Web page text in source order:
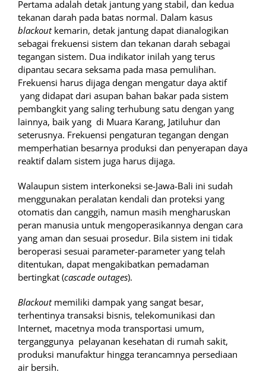
Pertama adalah detak jantung yang stabil, dan kedua
tekanan darah pada batas normal. Dalam kasus
blackoutkemarin, detak jantung dapat dianalogikan
sebagai frekuensi sistem dan tekanan darah sebagai
tegangan sistem. Dua indikator inilah yang terus
dipantau secara seksama pada masa pemulihan.
Frekuensi harus dijaga dengan mengatur daya aktif
yang didapat dari asupan bahan bakar pada sistem
pembangkit yang saling terhubung satu dengan yang
lainnya, baik yang di Muara Karang, Jatiluhur dan
seterusnya. Frekuensi pengaturan tegangan dengan
memperhatian besarnya produksi dan penyerapan daya
reaktif dalam sistem juga harus dijaga.
Walaupun sistem interkoneksi se-Jawa-Bali ini sudah
menggunakan peralatan kendali dan proteksi yang
otomatis dan canggih, namun masih mengharuskan
peran manusia untuk mengoperasikannya dengan cara
yang aman dan sesuai prosedur. Bila sistem ini tidak
beroperasi sesuai parameter-parameter yang telah
ditentukan, dapat mengakibatkan pemadaman
bertingkat (cascade outages).
Blackoutmemiliki dampak yang sangat besar,
terhentinya transaksi bisnis, telekomunikasi dan
Internet, macetnya moda transportasi umum,
terganggunya pelayanan kesehatan di rumah sakit,
produksi manufaktur hingga terancamnya persediaan
air bersih.